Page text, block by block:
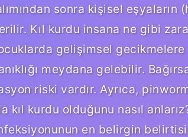
sonra kişisel
Kıl kurdu insana ne gibi
gelişimsel
meydana gelebilir.
riski vardır. Ayrıca,
kıl kurdu olduğunu nasıl
en belirgin